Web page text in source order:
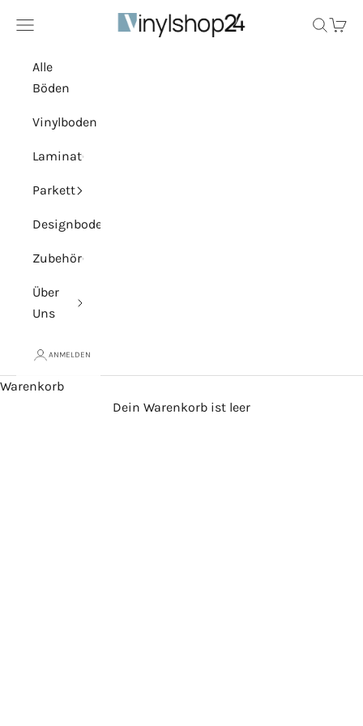
Zum Inhalt springen
Vinylshop24
Menü Suchen
Alle
Böden
Vinylboden
Laminat
Parkett
Designboden
Zubehör
Über
Uns
ANMELDEN
Warenkorb
Dein Warenkorb ist leer
JETZT ANGEBOTE SICHERN ->